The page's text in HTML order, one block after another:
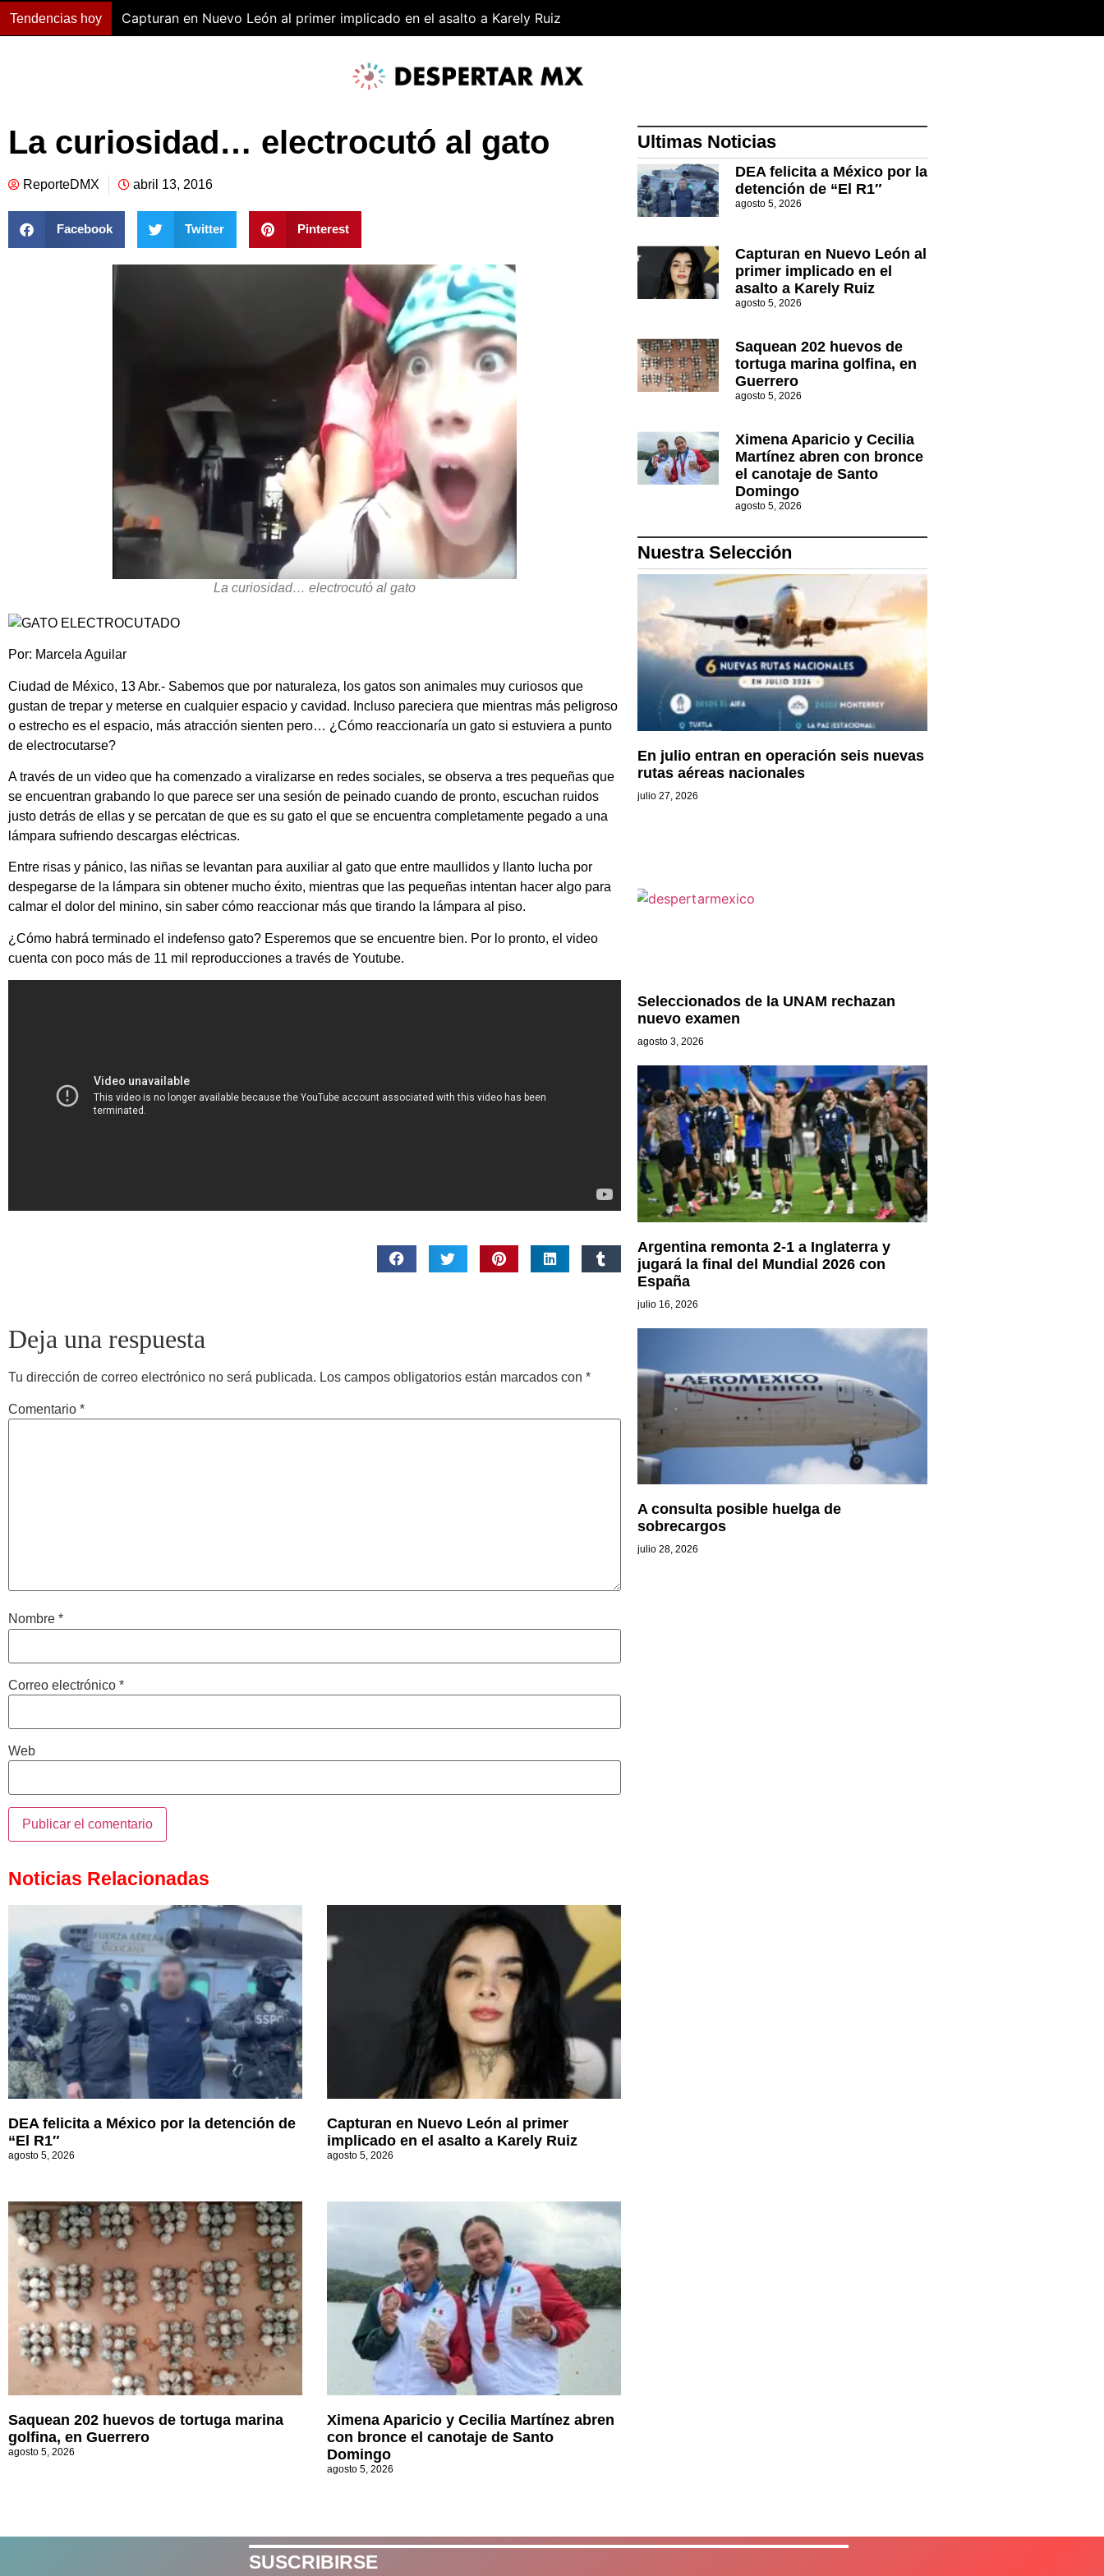
Tendencias hoy Capturan en Nuevo León al primer implicado en el asalto a Karely Ruiz
La curiosidad… electrocutó al gato
ReporteDMX abril 13, 2016
Facebook Twitter Pinterest
La curiosidad… electrocutó al gato
Por: Marcela Aguilar
Ciudad de México, 13 Abr.- Sabemos que por naturaleza, los gatos son animales muy curiosos que
gustan de trepar y meterse en cualquier espacio y cavidad. Incluso pareciera que mientras más peligroso
o estrecho es el espacio, más atracción sienten pero… ¿Cómo reaccionaría un gato si estuviera a punto
de electrocutarse?
A través de un video que ha comenzado a viralizarse en redes sociales, se observa a tres pequeñas que
se encuentran grabando lo que parece ser una sesión de peinado cuando de pronto, escuchan ruidos
justo detrás de ellas y se percatan de que es su gato el que se encuentra completamente pegado a una
lámpara sufriendo descargas eléctricas.
Entre risas y pánico, las niñas se levantan para auxiliar al gato que entre maullidos y llanto lucha por
despegarse de la lámpara sin obtener mucho éxito, mientras que las pequeñas intentan hacer algo para
calmar el dolor del minino, sin saber cómo reaccionar más que tirando la lámpara al piso.
¿Cómo habrá terminado el indefenso gato? Esperemos que se encuentre bien. Por lo pronto, el video
cuenta con poco más de 11 mil reproducciones a través de Youtube.
Deja una respuesta
Tu dirección de correo electrónico no será publicada. Los campos obligatorios están marcados con *
Comentario *
Nombre *
Correo electrónico *
Web
Noticias Relacionadas
DEA felicita a México por la detención de
“El R1″
agosto 5, 2026
Capturan en Nuevo León al primer
implicado en el asalto a Karely Ruiz
agosto 5, 2026
Saquean 202 huevos de tortuga marina
golfina, en Guerrero
agosto 5, 2026
Ximena Aparicio y Cecilia Martínez abren
con bronce el canotaje de Santo
Domingo
agosto 5, 2026
Ultimas Noticias
DEA felicita a México por la
detención de “El R1″
agosto 5, 2026
Capturan en Nuevo León al
primer implicado en el
asalto a Karely Ruiz
agosto 5, 2026
Saquean 202 huevos de
tortuga marina golfina, en
Guerrero
agosto 5, 2026
Ximena Aparicio y Cecilia
Martínez abren con bronce
el canotaje de Santo
Domingo
agosto 5, 2026
Nuestra Selección
En julio entran en operación seis nuevas
rutas aéreas nacionales
julio 27, 2026
Seleccionados de la UNAM rechazan
nuevo examen
agosto 3, 2026
Argentina remonta 2-1 a Inglaterra y
jugará la final del Mundial 2026 con
España
julio 16, 2026
A consulta posible huelga de
sobrecargos
julio 28, 2026
SUSCRIBIRSE